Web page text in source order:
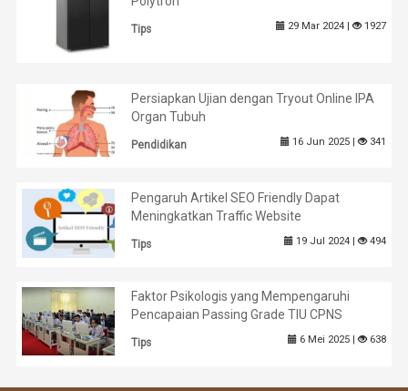
Tips 29 Mar 2024 | 1927
Persiapkan Ujian dengan Tryout Online IPA
Organ Tubuh
Pendidikan 16 Jun 2025 | 341
Pengaruh Artikel SEO Friendly Dapat
Meningkatkan Traffic Website
Tips 19 Jul 2024 | 494
Faktor Psikologis yang Mempengaruhi
Pencapaian Passing Grade TIU CPNS
Tips 6 Mei 2025 | 638